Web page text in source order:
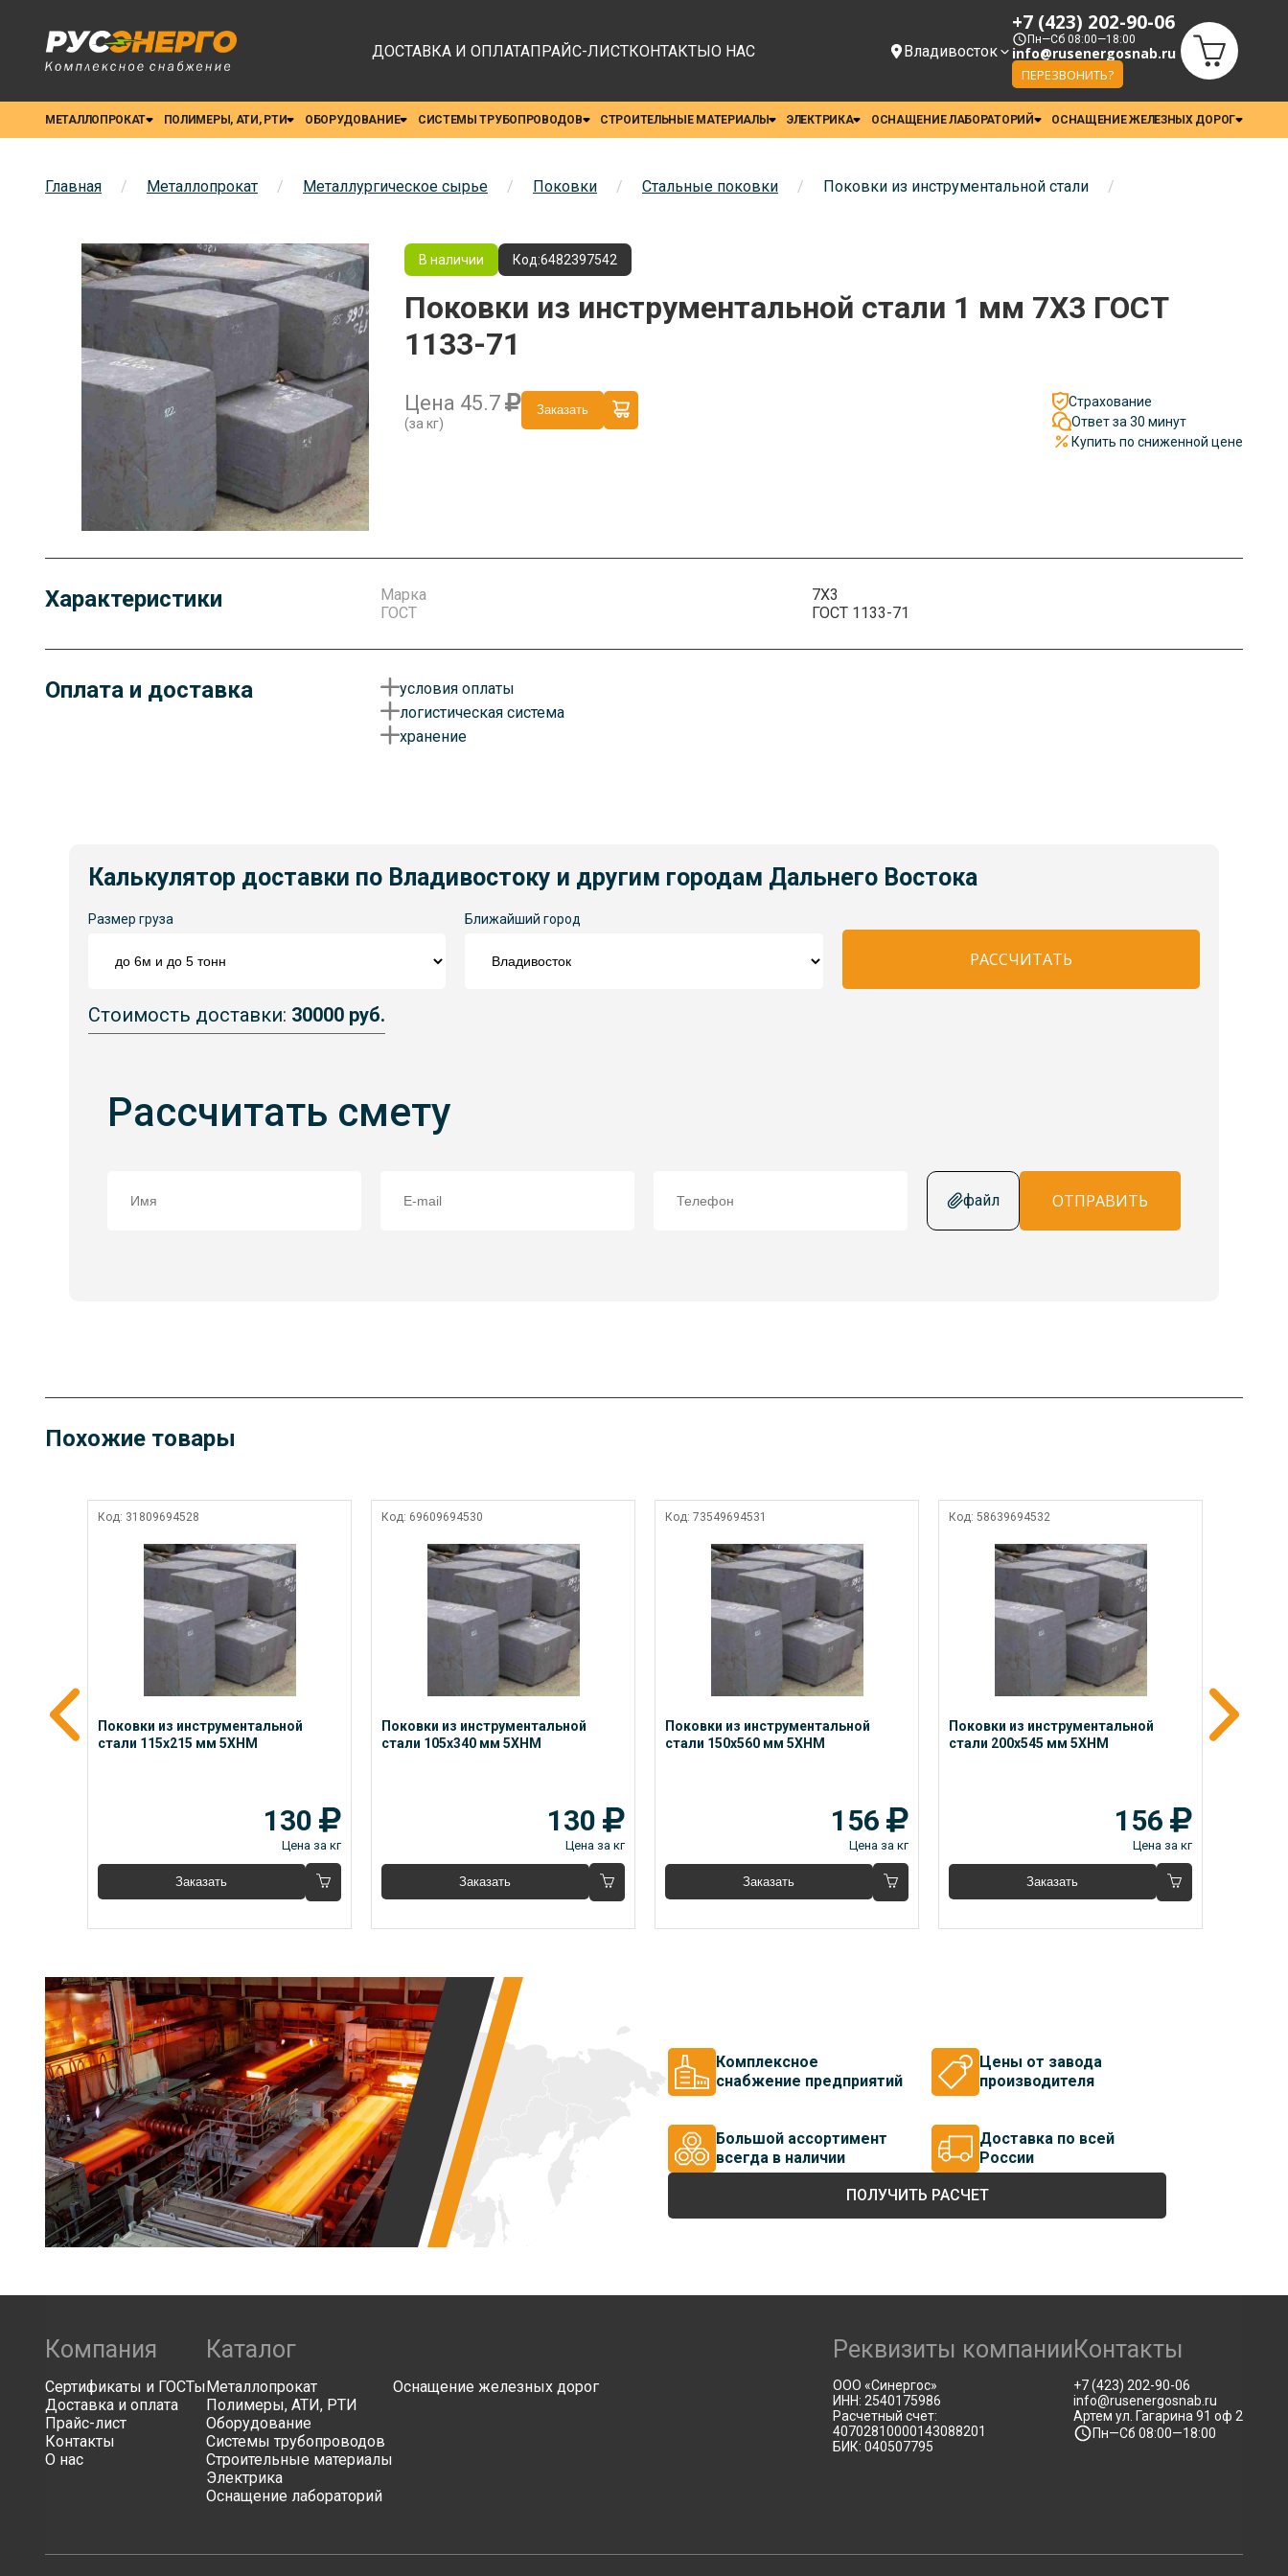
ДОСТАВКА И ОПЛАТАПРАЙС-ЛИСТКОНТАКТЫО НАС Владивосток
+7 (423) 202-90-06
Пн—Сб 08:00—18:00
info@rusenergosnab.ru
ПЕРЕЗВОНИТЬ?
МЕТАЛЛОПРОКАТ ПОЛИМЕРЫ, АТИ, РТИ ОБОРУДОВАНИЕ СИСТЕМЫ ТРУБОПРОВОДОВ СТРОИТЕЛЬНЫЕ МАТЕРИАЛЫ ЭЛЕКТРИКА ОСНАЩЕНИЕ ЛАБОРАТОРИЙ ОСНАЩЕНИЕ ЖЕЛЕЗНЫХ ДОРОГ
Главная / Металлопрокат / Металлургическое сырье / Поковки / Стальные поковки / Поковки из инструментальной стали /
В наличии Код:6482397542
Поковки из инструментальной стали 1 мм 7Х3 ГОСТ
1133-71
Цена 45.7
(за кг)
Заказать
Страхование
Ответ за 30 минут
Купить по сниженной цене
Характеристики Марка
7Х3
ГОСТ
ГОСТ 1133-71
Оплата и доставка условия оплаты
Оплату можно произвести удобным для вас способом. Есть как наличный так и безналичный расчет. Документы отправим по
указанному вами адресу любым удобным для вас способом. В зависимости от объема предоставляем скидку до 36%.
логистическая система
Доставим ваш товар транспортными компаниями, автомобилями, по железной дороге или самолетом. Отгрузка происходит в
хранение
Калькулятор доставки по Владивостоку и другим городам Дальнего Востока
Размер груза Ближайший город
РАССЧИТАТЬ
Стоимость доставки: 30000 руб.
Рассчитать смету
файл ОТПРАВИТЬ
Похожие товары
Код: 31809694528
Поковки из инструментальной
стали 115x215 мм 5ХНМ
130
Цена за кг
Заказать
Код: 69609694530
Поковки из инструментальной
стали 105x340 мм 5ХНМ
130
Цена за кг
Заказать
Код: 73549694531
Поковки из инструментальной
стали 150x560 мм 5ХНМ
156
Цена за кг
Заказать
Код: 58639694532
Поковки из инструментальной
стали 200x545 мм 5ХНМ
156
Цена за кг
Заказать
Комплексное
снабжение предприятий
Цены от завода
производителя
Большой ассортимент
всегда в наличии
Доставка по всей
России
ПОЛУЧИТЬ РАСЧЕТ
Компания
Сертификаты и ГОСТы
Доставка и оплата
Прайс-лист
Контакты
О нас
Каталог
Металлопрокат
Полимеры, АТИ, РТИ
Оборудование
Системы трубопроводов
Строительные материалы
Электрика
Оснащение лабораторий
Оснащение железных дорог
Реквизиты компании
ООО «Синергос»
ИНН: 2540175986
Расчетный счет:
40702810000143088201
БИК: 040507795
Контакты
+7 (423) 202-90-06
info@rusenergosnab.ru
Артем ул. Гагарина 91 оф 2
Пн—Сб 08:00—18:00